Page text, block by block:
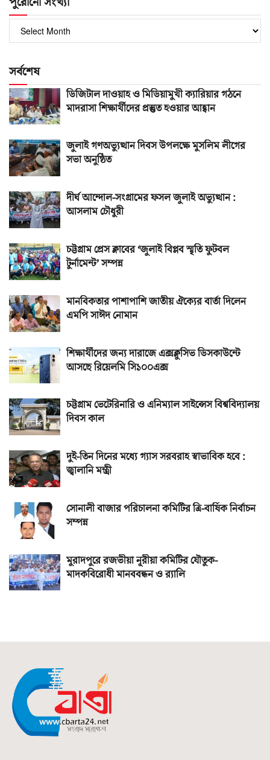
সংখ্যা
সর্বশেষ
ডিজিটাল দাওয়াহ ও মিডিয়ামুখী ক্যারিয়ার গঠনে
মাদরাসা শিক্ষার্থীদের প্রস্তুত হওয়ার আহ্বান
জুলাই গণঅভ্যুত্থান দিবস উপলক্ষে মুসলিম লীগের
সভা অনুষ্ঠিত
দীর্ঘ আন্দোল-সংগ্রামের ফসল জুলাই অভ্যুত্থান :
আসলাম চৌধুরী
চট্টগ্রাম প্রেস ক্লাবের ‘জুলাই বিপ্লব স্মৃতি ফুটবল
টুর্নামেন্ট’ সম্পন্ন
মানবিকতার পাশাপাশি জাতীয় ঐক্যের বার্তা দিলেন
এমপি সাঈদ নোমান
শিক্ষার্থীদের জন্য দারাজে এক্সক্লুসিভ ডিসকাউন্টে
আসছে রিয়েলমি সি১০০এক্স
চট্টগ্রাম ভেটেরিনারি ও এনিম্যাল সাইন্সেস বিশ্ববিদ্যালয়
দিবস কাল
দুই-তিন দিনের মধ্যে গ্যাস সরবরাহ স্বাভাবিক হবে :
জ্বালানি মন্ত্রী
সোনালী বাজার পরিচালনা কমিটির ত্রি-বার্ষিক নির্বাচন
সম্পন্ন
মুরাদপুরে রজভীয়া নূরীয়া কমিটির যৌতুক-
মাদকবিরোধী মানববন্ধন ও র‌্যালি